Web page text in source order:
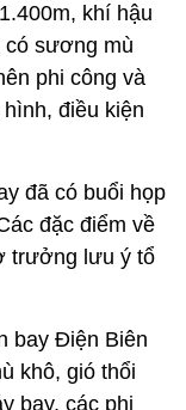
khí hậu
có sương mù
phi công và
điều kiện
đã có buổi họp
đặc điểm về
trưởng lưu ý tổ
bay Điện Biên
khô, gió thổi
bay, các phi